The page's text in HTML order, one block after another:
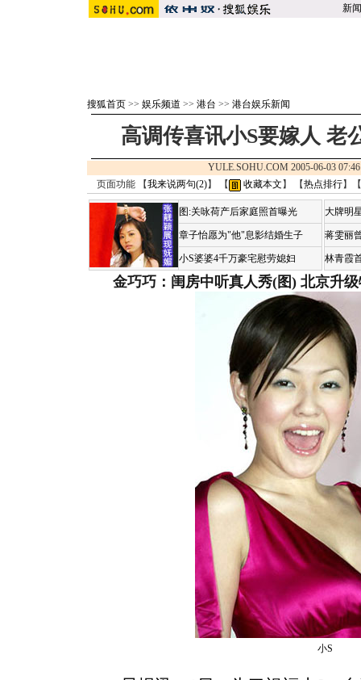
新闻
搜狐首页 >> 娱乐频道 >> 港台 >> 港台娱乐新闻
高调传喜讯小S要嫁人 老
YULE.SOHU.COM 2005-06-03
页面功能 【我来说两句(2)】 【 收藏本文 】 【热点排行】【
图:关咏荷产后家庭照首曝光
章子怡愿为"他"息影结婚生子
小S婆婆4千万豪宅慰劳媳妇
大牌明
蒋雯丽
林青霞
金巧巧：闺房中听真人秀(图) 北京升
小S